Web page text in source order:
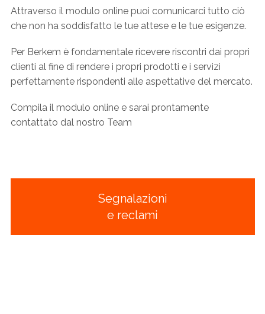
Attraverso il modulo online puoi comunicarci tutto ciò
che non ha soddisfatto le tue attese e le tue esigenze.
Per Berkem è fondamentale ricevere riscontri dai propri
clienti al fine di rendere i propri prodotti e i servizi
perfettamente rispondenti alle aspettative del mercato.
Compila il modulo online e sarai prontamente
contattato dal nostro Team
Segnalazioni
e reclami